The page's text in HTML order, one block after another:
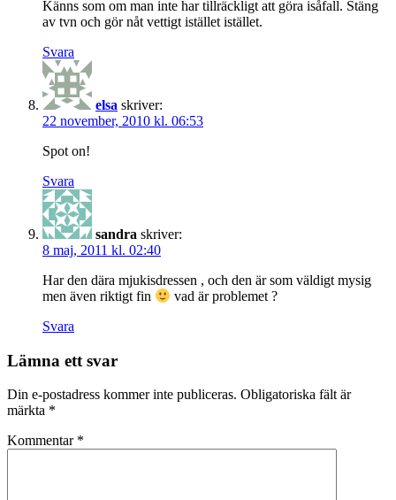
Känns som om man inte har tillräckligt att göra isåfall. Stäng
av tvn och gör nåt vettigt istället istället.
Svara
elsa skriver:
22 november, 2010 kl. 06:53
Spot on!
Svara
sandra skriver:
8 maj, 2011 kl. 02:40
Har den dära mjukisdressen , och den är som väldigt mysig
men även riktigt fin
vad är problemet ?
Svara
Lämna ett svar
Din e-postadress kommer inte publiceras. Obligatoriska fält är
märkta *
Kommentar *